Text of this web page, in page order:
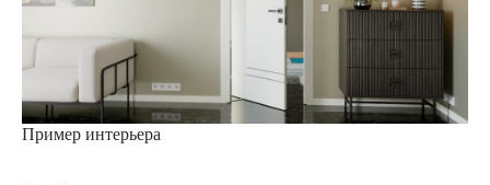
Пример интерьера